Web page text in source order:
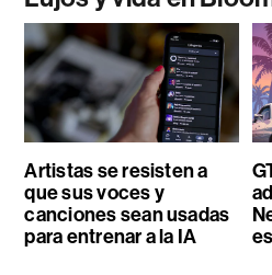
Artistas se resisten a
que sus voces y
canciones sean usadas
para entrenar a la IA